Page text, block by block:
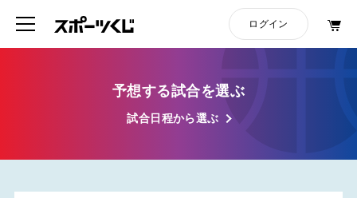
予想する試合を選ぶ
試合日程から選ぶ